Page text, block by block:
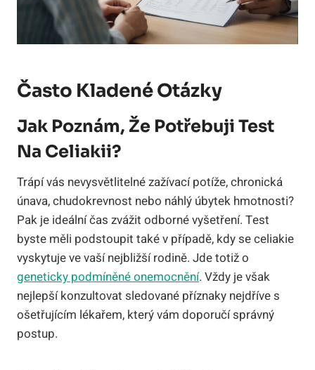
Často Kladené Otázky
Jak Poznám, Že Potřebuji Test
Na Celiakii?
Trápí vás nevysvětlitelné zažívací potíže, chronická
únava, chudokrevnost nebo náhlý úbytek hmotnosti?
Pak je ideální čas zvážit odborné vyšetření. Test
byste měli podstoupit také v případě, kdy se celiakie
vyskytuje ve vaší nejbližší rodině. Jde totiž o
geneticky podmíněné onemocnění. Vždy je však
nejlepší konzultovat sledované příznaky nejdříve s
ošetřujícím lékařem, který vám doporučí správný
postup.